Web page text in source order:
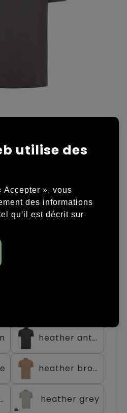
une couleur
heather anthracite
heather brown
heather green heather grey
utilise des
Accepter », vous
des informations
qu'il est décrit sur